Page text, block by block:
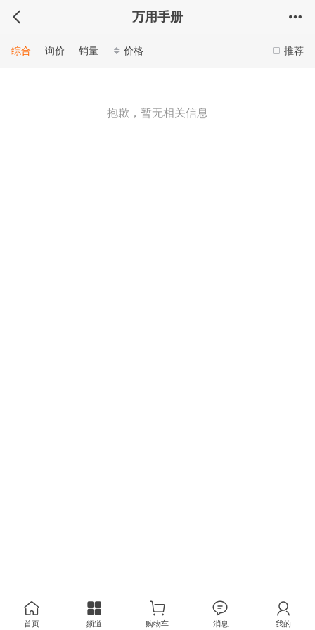
万用手册
推荐
综合 询价 销量 价格
抱歉，暂无相关信息
首页 频道 购物车 消息 我的